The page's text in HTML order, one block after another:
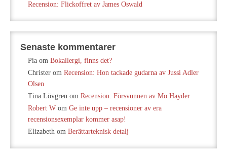
Recension: Flickoffret av James Oswald
Senaste kommentarer
Pia om Bokallergi, finns det?
Christer om Recension: Hon tackade gudarna av Jussi Adler
Olsen
Tina Lövgren om Recension: Försvunnen av Mo Hayder
Robert W om Ge inte upp – recensioner av era
recensionsexemplar kommer asap!
Elizabeth om Berättarteknisk detalj